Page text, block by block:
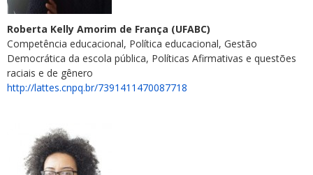
Roberta Kelly Amorim de França (UFABC)
Competência educacional, Política educacional, Gestão
Democrática da escola pública, Políticas Afirmativas e questões
raciais e de gênero
http://lattes.cnpq.br/7391411470087718